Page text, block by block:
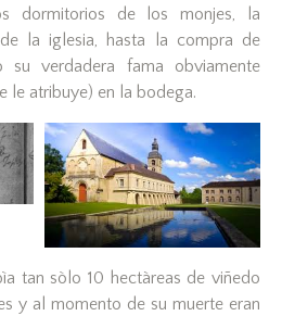
dormitorios de los monjes, la
la iglesia, hasta la compra de
su verdadera fama obviamente
le atribuye) en la bodega.
tan sòlo 10 hectàreas de viñedo
y al momento de su muerte eran